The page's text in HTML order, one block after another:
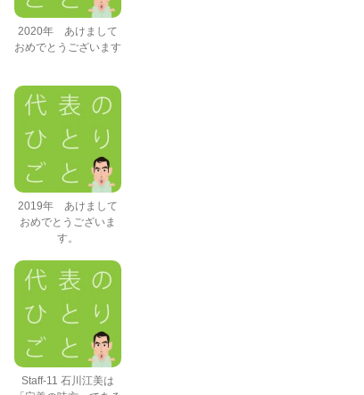
2020年 あけまして
おめでとうございます
2019年 あけまして
おめでとうございま
す。
Staff-11 石川江美は